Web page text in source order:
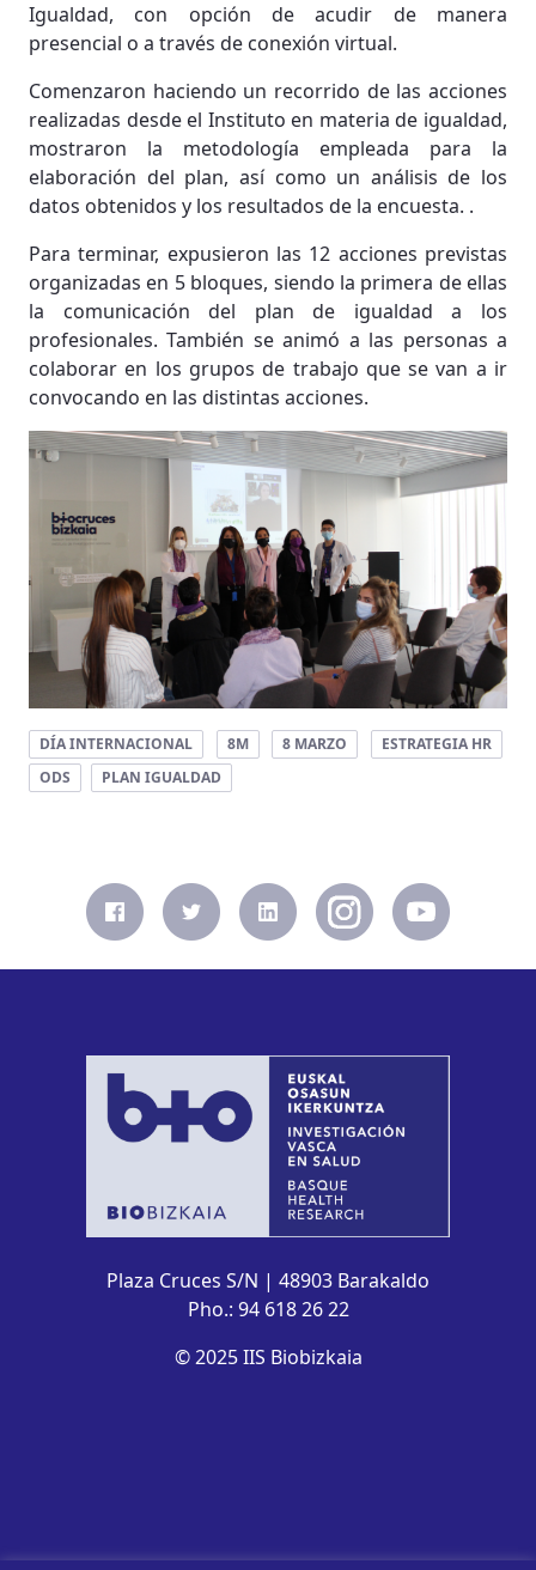
Igualdad, con opción de acudir de manera
presencial o a través de conexión virtual.
Comenzaron haciendo un recorrido de las acciones
realizadas desde el Instituto en materia de igualdad,
mostraron la metodología empleada para la
elaboración del plan, así como un análisis de los
datos obtenidos y los resultados de la encuesta. .
Para terminar, expusieron las 12 acciones previstas
organizadas en 5 bloques, siendo la primera de ellas
la comunicación del plan de igualdad a los
profesionales. También se animó a las personas a
colaborar en los grupos de trabajo que se van a ir
convocando en las distintas acciones.
DÍA INTERNACIONAL 8M 8 MARZO
ESTRATEGIA HR
ODS
PLAN IGUALDAD
Plaza Cruces S/N | 48903 Barakaldo
Pho.: 94 618 26 22
© 2025 IIS Biobizkaia